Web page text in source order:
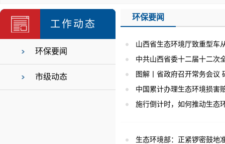
工作动态
环保要闻
市级动态
环保要闻
山西省生态环境厅致重型车
中共山西省委十二届十二次
图解丨省政府召开常务会议
中国累计办理生态环境损害
施行倒计时，如何推动生态
生态环境部：正紧锣密鼓地